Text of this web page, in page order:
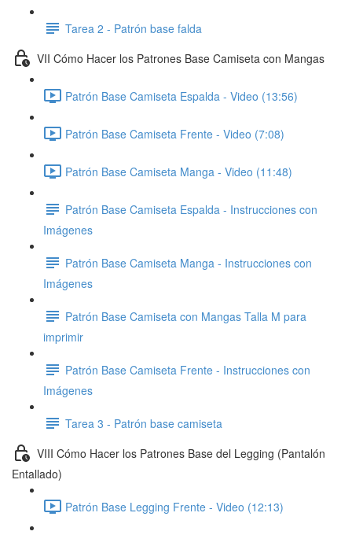
Tarea 2 - Patrón base falda
VII Cómo Hacer los Patrones Base Camiseta con Mangas
Patrón Base Camiseta Espalda - Video (13:56)
Patrón Base Camiseta Frente - Video (7:08)
Patrón Base Camiseta Manga - Video (11:48)
Patrón Base Camiseta Espalda - Instrucciones con
Imágenes
Patrón Base Camiseta Manga - Instrucciones con
Imágenes
Patrón Base Camiseta con Mangas Talla M para
imprimir
Patrón Base Camiseta Frente - Instrucciones con
Imágenes
Tarea 3 - Patrón base camiseta
VIII Cómo Hacer los Patrones Base del Legging (Pantalón
Entallado)
Patrón Base Legging Frente - Video (12:13)